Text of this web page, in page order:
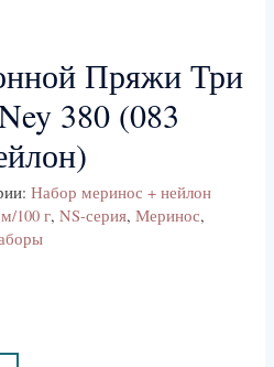
Пряжи Три
380 (083
Набор меринос + нейлон
100 г,NS-серия,Меринос,